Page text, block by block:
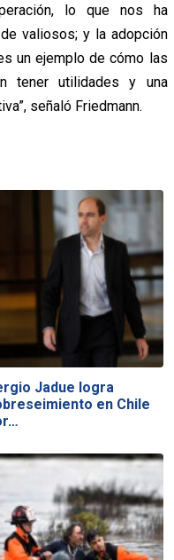
lo que nos ha
valiosos; y la adopción
un ejemplo de cómo las
tener utilidades y una
señaló Friedmann.
Jadue logra
en Chile